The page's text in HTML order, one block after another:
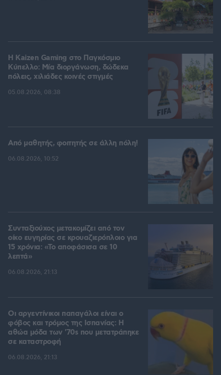
H Kaizen Gaming στο Παγκόσμιο
Kύπελλο: Μία διοργάνωση, δώδεκα
πόλεις, χιλιάδες κοινές στιγμές
05.08.2026, 08:38
Από μαθητής, φοιτητής σε άλλη πόλη!
06.08.2026, 10:52
Συνταξιούχος μετακομίζει από τον
οίκο ευγηρίας σε κρουαζιερόπλοιο για
15 χρόνια: «Το αποφάσισα σε 10
λεπτά»
06.08.2026, 21:13
Οι αργεντίνικοι παπαγάλοι είναι ο
φόβος και τρόμος της Ισπανίας: Η
αθώα μόδα των '70s που μετατράπηκε
σε καταστροφή
06.08.2026, 21:13